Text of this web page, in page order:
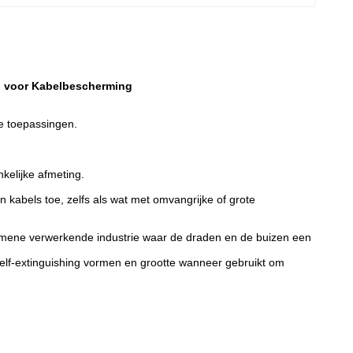
voor Kabelbescherming
toepassingen.
afmeting.
kabels toe, zelfs als wat met omvangrijke of grote
verwerkende industrie waar de draden en de buizen een
extinguishing vormen en grootte wanneer gebruikt om